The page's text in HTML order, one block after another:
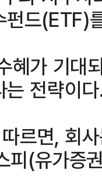
펀드(ETF)
혜가 기대
는 전략이
르면, 회
피(유가증